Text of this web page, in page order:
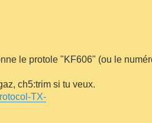
le protole "KF606" (ou le
ch5:trim si tu veux.
TX-